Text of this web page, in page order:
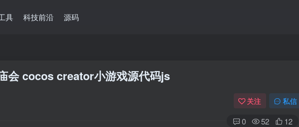
具 科技前沿 源码
会 cocos creator小游戏源代码js
关注 私信
0 52 12